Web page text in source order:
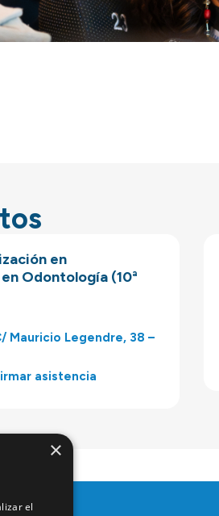
en
Odontología (10ª
Mauricio Legendre, 38 –
asistencia
×
el